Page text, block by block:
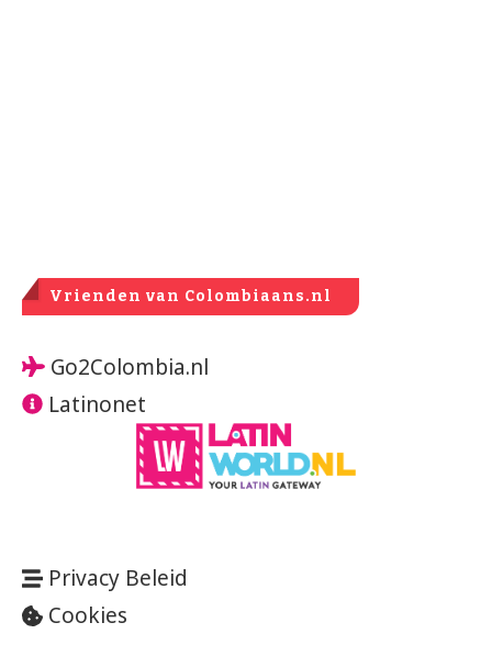
Vrienden van Colombiaans.nl
Go2Colombia.nl
Latinonet
Privacy Beleid
Cookies